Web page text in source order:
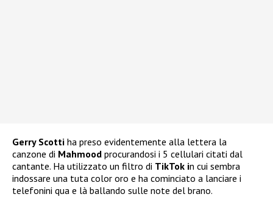
Gerry Scotti ha preso evidentemente alla lettera la
canzone di Mahmood procurandosi i 5 cellulari citati dal
cantante. Ha utilizzato un filtro di TikTok in cui sembra
indossare una tuta color oro e ha cominciato a lanciare i
telefonini qua e là ballando sulle note del brano.